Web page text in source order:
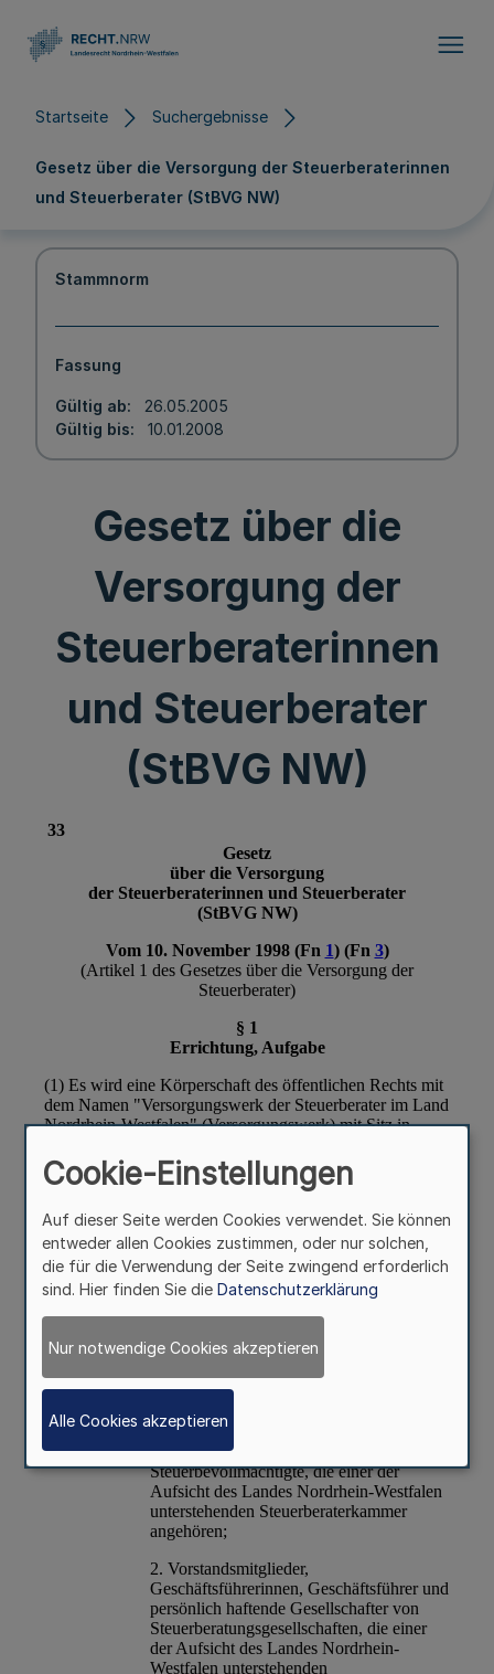
Startseite Suchergebnisse
Gesetz über die Versorgung der Steuerberaterinnen
und Steuerberater (StBVG NW)
Stammnorm
Fassung
Gültig ab
26.05.2005
Gültig bis
10.01.2008
Gesetz über die
Versorgung der
Steuerberaterinnen
und Steuerberater
(StBVG NW)
Cookie-Einstellungen
Auf dieser Seite werden Cookies verwendet. Sie können
entweder allen Cookies zustimmen, oder nur solchen,
die für die Verwendung der Seite zwingend erforderlich
sind. Hier finden Sie die Datenschutzerklärung
Nur notwendige Cookies akzeptieren
Alle Cookies akzeptieren